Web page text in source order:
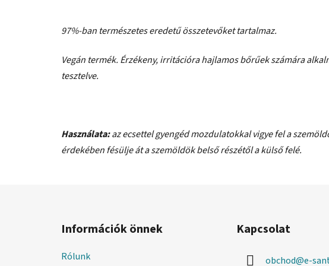
97%-ban természetes eredetű összetevőket tartalmaz.
Vegán termék. Érzékeny, irritációra hajlamos bőrűek számára
tesztelve.
Használata:az ecsettel gyengéd mozdulatokkal vigye fel a
érdekében fésülje át a szemöldök belső részétől a külső felé.
Információk önnek
Rólunk
Kapcsolat
obchod@e-